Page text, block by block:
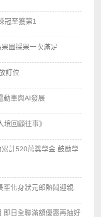
冠至獲第1
園採果一次滿足
訂位
動車與AI發展
回顧往事》
計520萬獎學金 鼓勵學
輩化身狀元郎熱鬧迎親
即日全聯滿額優惠再抽好